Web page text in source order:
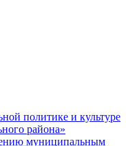
политике и культуре
района»
муниципальным